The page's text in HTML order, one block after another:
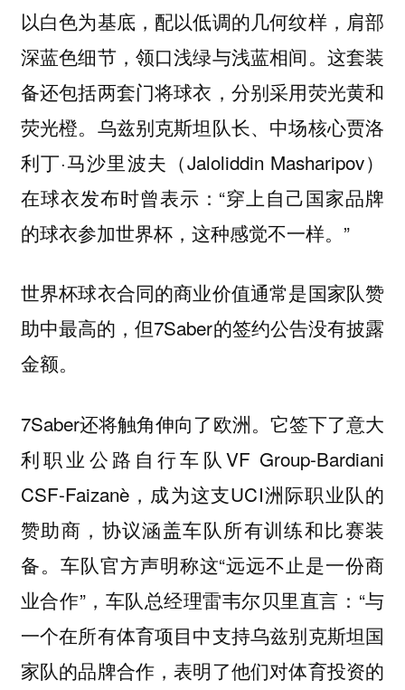
以白色为基底，配以低调的几何纹样，肩部
深蓝色细节，领口浅绿与浅蓝相间。这套装
备还包括两套门将球衣，分别采用荧光黄和
荧光橙。乌兹别克斯坦队长、中场核心贾洛
利丁·马沙里波夫（Jaloliddin Masharipov）
在球衣发布时曾表示：“穿上自己国家品牌
的球衣参加世界杯，这种感觉不一样。”
世界杯球衣合同的商业价值通常是国家队赞
助中最高的，但7Saber的签约公告没有披露
金额。
7Saber还将触角伸向了欧洲。它签下了意大
利职业公路自行车队VF Group-Bardiani
CSF-Faizanè，成为这支UCI洲际职业队的
赞助商，协议涵盖车队所有训练和比赛装
备。车队官方声明称这“远远不止是一份商
业合作”，车队总经理雷韦尔贝里直言：“与
一个在所有体育项目中支持乌兹别克斯坦国
家队的品牌合作，表明了他们对体育投资的